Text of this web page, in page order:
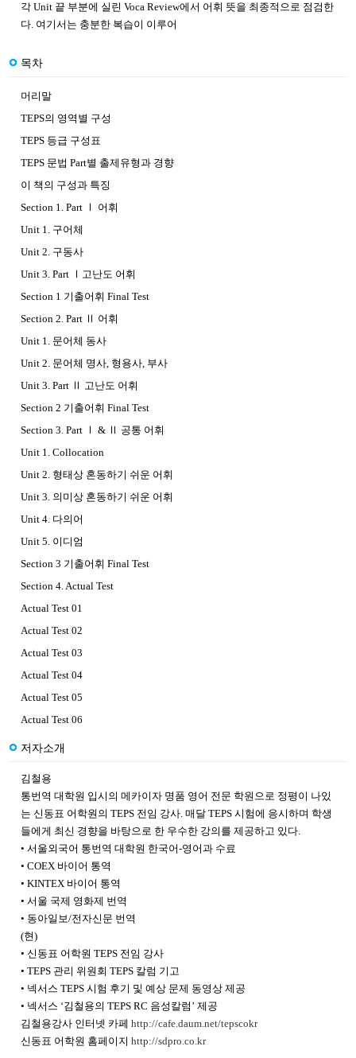
각 Unit 끝 부분에 실린 Voca Review에서 어휘 뜻을 최종적으로 점검한
다. 여기서는 충분한 복습이 이루어
목차
머리말
TEPS의 영역별 구성
TEPS 등급 구성표
TEPS 문법 Part별 출제유형과 경향
이 책의 구성과 특징
Section 1. Part Ⅰ 어휘
Unit 1. 구어체
Unit 2. 구동사
Unit 3. Part Ⅰ고난도 어휘
Section 1 기출어휘 Final Test
Section 2. Part Ⅱ 어휘
Unit 1. 문어체 동사
Unit 2. 문어체 명사, 형용사, 부사
Unit 3. Part Ⅱ 고난도 어휘
Section 2 기출어휘 Final Test
Section 3. Part Ⅰ & Ⅱ 공통 어휘
Unit 1. Collocation
Unit 2. 형태상 혼동하기 쉬운 어휘
Unit 3. 의미상 혼동하기 쉬운 어휘
Unit 4. 다의어
Unit 5. 이디엄
Section 3 기출어휘 Final Test
Section 4. Actual Test
Actual Test 01
Actual Test 02
Actual Test 03
Actual Test 04
Actual Test 05
Actual Test 06
저자소개
김철용
통번역 대학원 입시의 메카이자 명품 영어 전문 학원으로 정평이 나있
는 신동표 어학원의 TEPS 전임 강사. 매달 TEPS 시험에 응시하며 학생
들에게 최신 경향을 바탕으로 한 우수한 강의를 제공하고 있다.
• 서울외국어 통번역 대학원 한국어-영어과 수료
• COEX 바이어 통역
• KINTEX 바이어 통역
• 서울 국제 영화제 번역
• 동아일보/전자신문 번역
(현)
• 신동표 어학원 TEPS 전임 강사
• TEPS 관리 위원회 TEPS 칼럼 기고
• 넥서스 TEPS 시험 후기 및 예상 문제 동영상 제공
• 넥서스 ‘김철용의 TEPS RC 음성칼럼’ 제공
김철용강사 인터넷 카페 http://cafe.daum.net/tepscokr
신동표 어학원 홈페이지 http://sdpro.co.kr